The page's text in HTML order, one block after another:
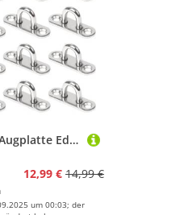
Funtery 20 Stück Augplatte Edelstahl, M5 304 Edelstahl Decksplatte Augplatte mit Öse Befestigungshaken Edelstahl ösen Decksplatte Augplatten zum Aufhängen ösenplatte u-Haken von Gegenständen
12,99 € 14,99 €
um 00:03; der